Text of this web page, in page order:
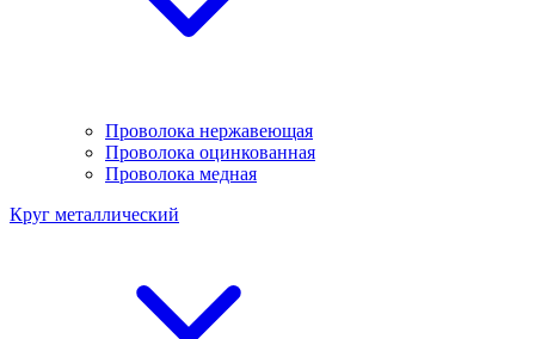
Проволока нержавеющая
Проволока оцинкованная
Проволока медная
Круг металлический